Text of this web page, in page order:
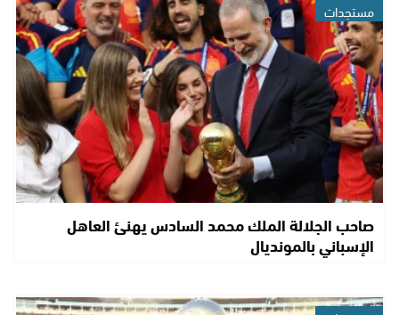
مستجدات
صاحب الجلالة الملك محمد السادس يهنئ العاهل
الإسباني بالمونديال